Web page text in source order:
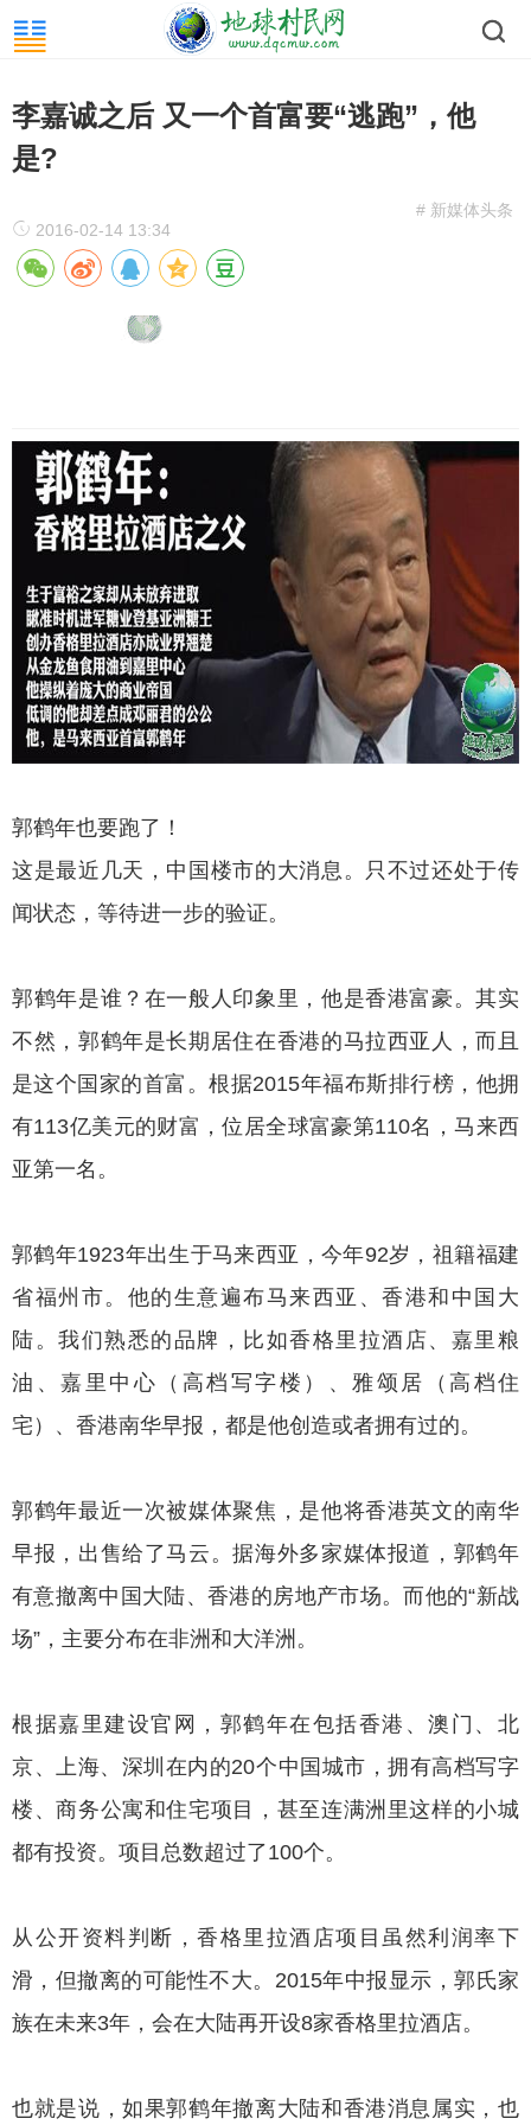
李嘉诚之后 又一个首富要“逃跑”，他
是?
# 新媒体头条
2016-02-14 13:34
郭鹤年也要跑了！
这是最近几天，中国楼市的大消息。只不过还处于传
闻状态，等待进一步的验证。
郭鹤年是谁？在一般人印象里，他是香港富豪。其实
不然，郭鹤年是长期居住在香港的马拉西亚人，而且
是这个国家的首富。根据2015年福布斯排行榜，他拥
有113亿美元的财富，位居全球富豪第110名，马来西
亚第一名。
郭鹤年1923年出生于马来西亚，今年92岁，祖籍福建
省福州市。他的生意遍布马来西亚、香港和中国大
陆。我们熟悉的品牌，比如香格里拉酒店、嘉里粮
油、嘉里中心（高档写字楼）、雅颂居（高档住
宅）、香港南华早报，都是他创造或者拥有过的。
郭鹤年最近一次被媒体聚焦，是他将香港英文的南华
早报，出售给了马云。据海外多家媒体报道，郭鹤年
有意撤离中国大陆、香港的房地产市场。而他的“新战
场”，主要分布在非洲和大洋洲。
根据嘉里建设官网，郭鹤年在包括香港、澳门、北
京、上海、深圳在内的20个中国城市，拥有高档写字
楼、商务公寓和住宅项目，甚至连满洲里这样的小城
都有投资。项目总数超过了100个。
从公开资料判断，香格里拉酒店项目虽然利润率下
滑，但撤离的可能性不大。2015年中报显示，郭氏家
族在未来3年，会在大陆再开设8家香格里拉酒店。
也就是说，如果郭鹤年撤离大陆和香港消息属实，也